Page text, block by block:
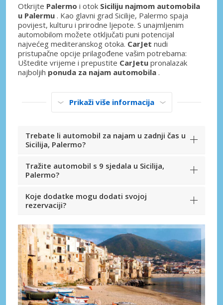
Otkrijte Palermo i otok Siciliju najmom automobila
u Palermu . Kao glavni grad Sicilije, Palermo spaja
povijest, kulturu i prirodne ljepote. S unajmljenim
automobilom možete otključati puni potencijal
najvećeg mediteranskog otoka. CarJet nudi
pristupačne opcije prilagođene vašim potrebama:
Uštedite vrijeme i prepustite CarJetu pronalazak
najboljih ponuda za najam automobila .
Prikaži više informacija
Trebate li automobil za najam u zadnji čas u
Sicilija, Palermo?
Tražite automobil s 9 sjedala u Sicilija,
Palermo?
Koje dodatke mogu dodati svojoj
rezervaciji?